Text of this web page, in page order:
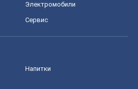
Электромобили
Сервис
Напитки